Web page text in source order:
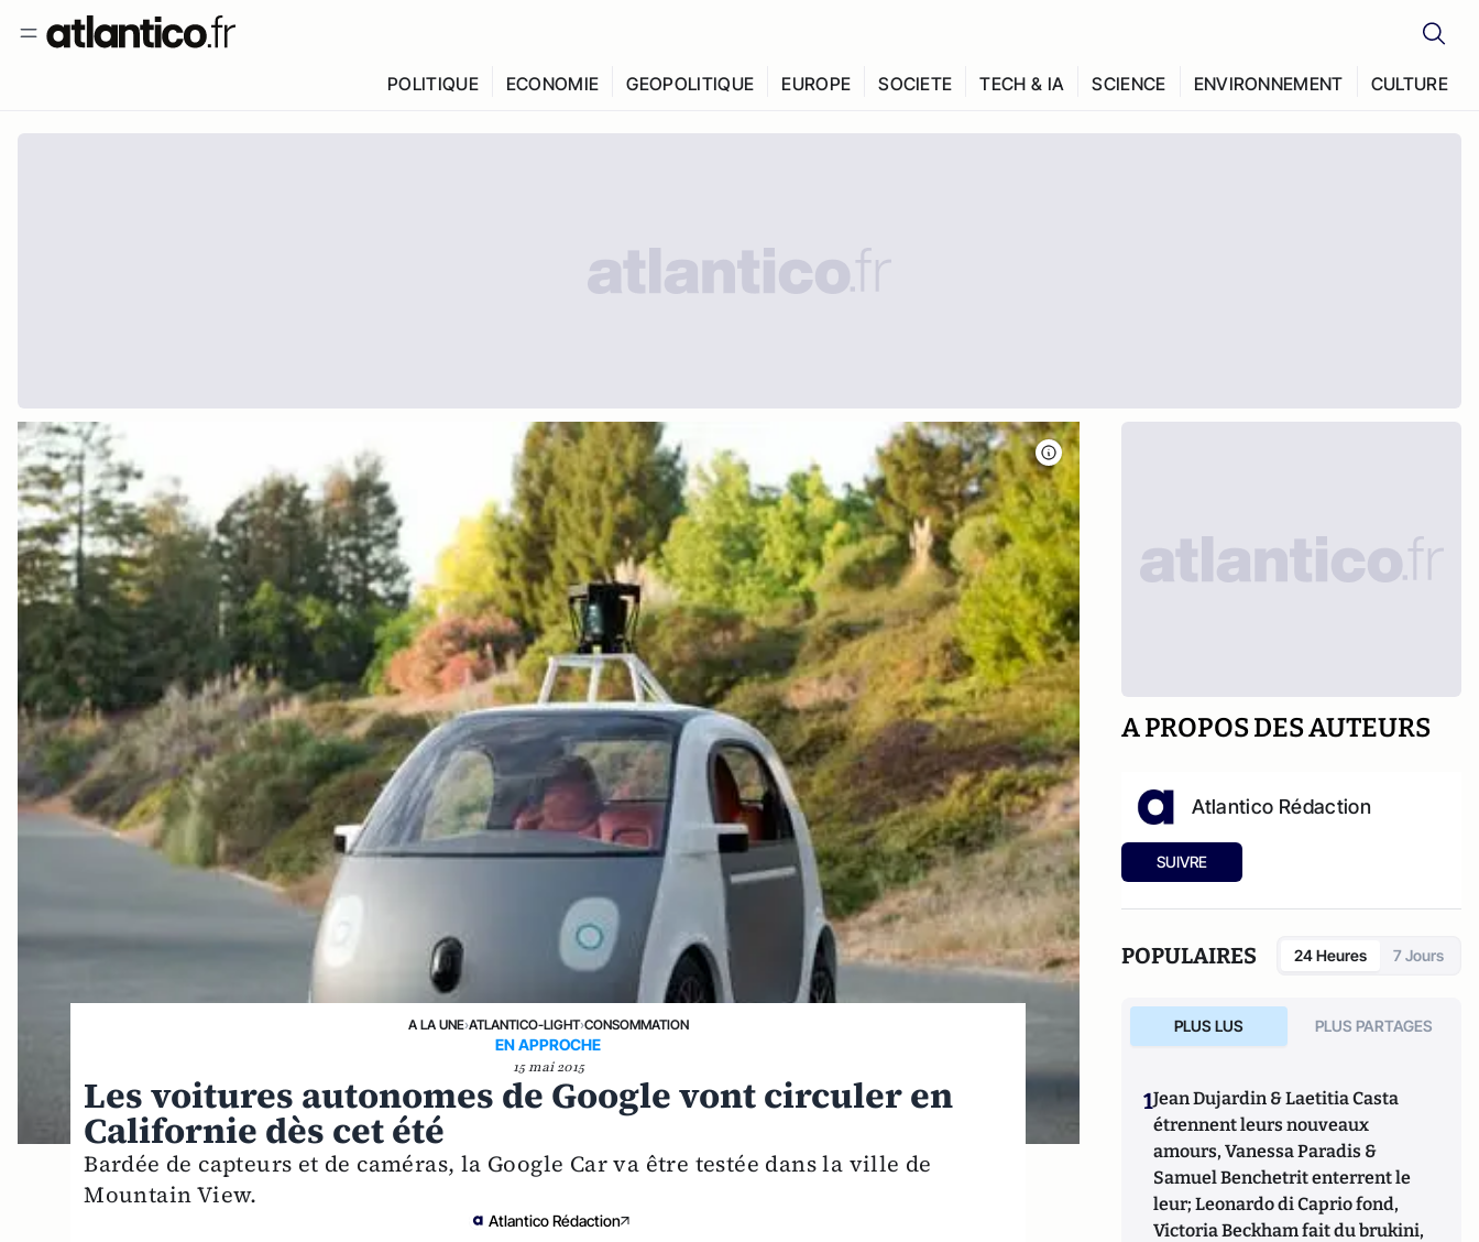
POLITIQUE ECONOMIE GEOPOLITIQUE EUROPE SOCIETE TECH & IA SCIENCE ENVIRONNEMENT CULTURE
A LA UNE›ATLANTICO-LIGHT›CONSOMMATION
EN APPROCHE
15 mai 2015
Les voitures autonomes de Google vont circuler en
Californie dès cet été
Bardée de capteurs et de caméras, la Google Car va être testée dans la ville de
Mountain View.
Atlantico Rédaction
A PROPOS DES AUTEURS
Atlantico Rédaction
SUIVRE
POPULAIRES 24 Heures 7 Jours
PLUS LUS PLUS PARTAGES
1Jean Dujardin & Laetitia Casta
étrennent leurs nouveaux
amours, Vanessa Paradis &
Samuel Benchetrit enterrent le
leur; Leonardo di Caprio fond,
Victoria Beckham fait du brukini,